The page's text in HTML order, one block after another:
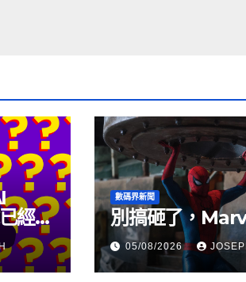
經幾
數碼界新聞
別搞砸了，
05/08/2026